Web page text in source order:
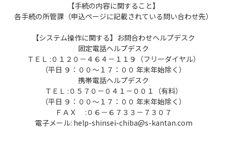
【手続の内容に関すること】
各手続の所管課（申込ページに記載されている問い合わせ先）
【システム操作に関する】お問合わせヘルプデスク
固定電話ヘルプデスク
ＴＥＬ :０１２０－４６４－１１９（フリーダイヤル）
（平日 ９：００～１７：００ 年末年始除く）
携帯電話ヘルプデスク
ＴＥＬ :０５７０－０４１－００１（有料）
（平日 ９：００～１７：００ 年末年始除く）
ＦＡＸ :０６－６７３３－７３０７
電子メール: help-shinsei-chiba@s-kantan.com